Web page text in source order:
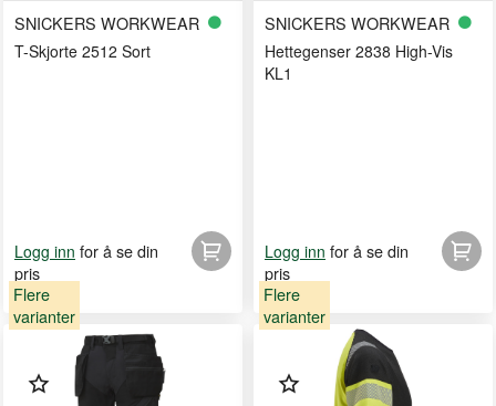
SNICKERS WORKWEAR
T-Skjorte 2512 Sort
Logg inn for å se din
pris
SNICKERS WORKWEAR
Hettegenser 2838 High-Vis
KL1
Logg inn for å se din
pris
Flere
varianter
Flere
varianter